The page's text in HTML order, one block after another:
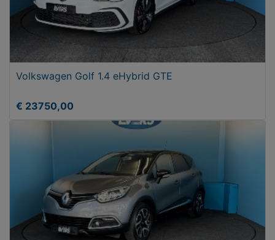
Volkswagen Golf 1.4 eHybrid GTE
€ 23750,00